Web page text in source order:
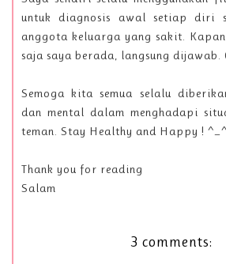
untuk diagnosis awal setiap diri
anggota keluarga yang sakit.
saja saya berada, langsung dijawab.
Semoga kita semua selalu
dan mental dalam menghadapi
teman. Stay Healthy and Happy ! ^_^
Thank you for reading
Salam
3 comments: